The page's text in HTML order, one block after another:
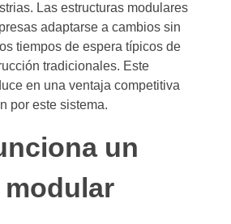
Las estructuras modulares
adaptarse a cambios sin
tiempos de espera típicos de
tradicionales. Este
en una ventaja competitiva
por este sistema.
un